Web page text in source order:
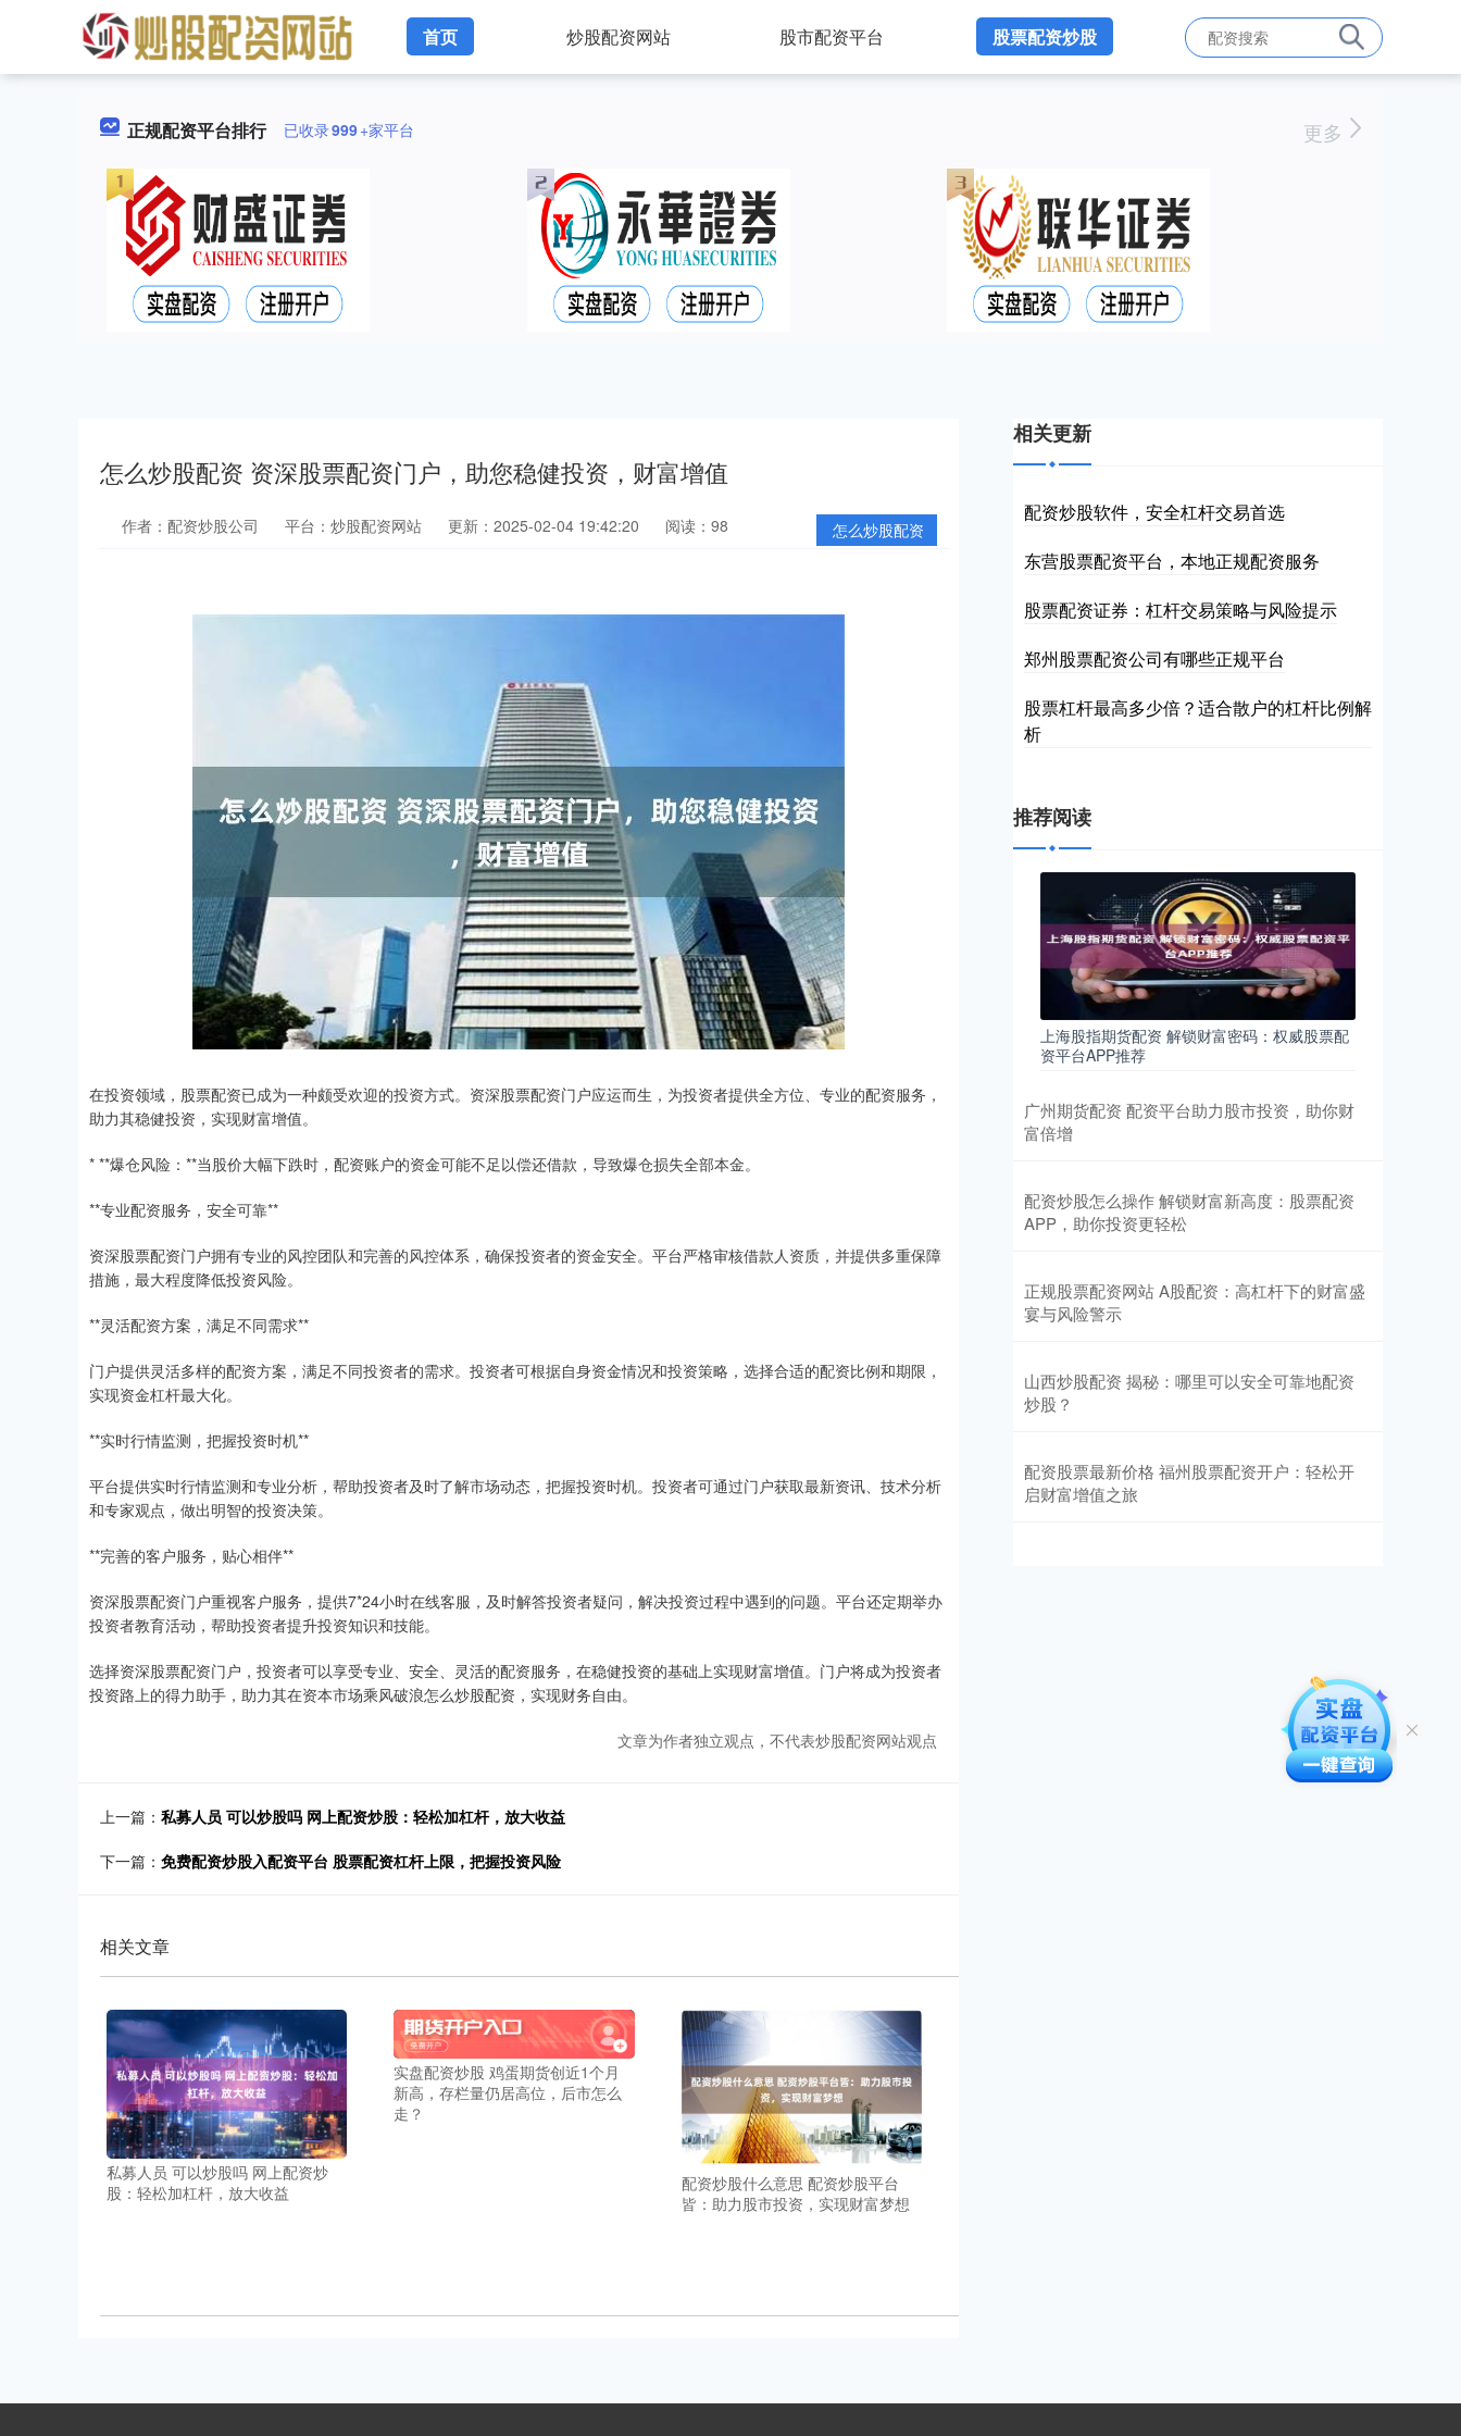
首页 炒股配资网站 股市配资平台 股票配资炒股
正规配资平台排行 已收录999+家平台 更多
怎么炒股配资 资深股票配资门户，助您稳健投资，财富增值
怎么炒股配资
作者：配资炒股公司 平台：炒股配资网站 更新：2025-02-04 19:42:20 阅读：98
在投资领域，股票配资已成为一种颇受欢迎的投资方式。资深股票配资门户应运而生，为投资者提供全方位、专业的配资服务，
助力其稳健投资，实现财富增值。
* **爆仓风险：**当股价大幅下跌时，配资账户的资金可能不足以偿还借款，导致爆仓损失全部本金。
**专业配资服务，安全可靠**
资深股票配资门户拥有专业的风控团队和完善的风控体系，确保投资者的资金安全。平台严格审核借款人资质，并提供多重保障
措施，最大程度降低投资风险。
**灵活配资方案，满足不同需求**
门户提供灵活多样的配资方案，满足不同投资者的需求。投资者可根据自身资金情况和投资策略，选择合适的配资比例和期限，
实现资金杠杆最大化。
**实时行情监测，把握投资时机**
平台提供实时行情监测和专业分析，帮助投资者及时了解市场动态，把握投资时机。投资者可通过门户获取最新资讯、技术分析
和专家观点，做出明智的投资决策。
**完善的客户服务，贴心相伴**
资深股票配资门户重视客户服务，提供7*24小时在线客服，及时解答投资者疑问，解决投资过程中遇到的问题。平台还定期举办
投资者教育活动，帮助投资者提升投资知识和技能。
选择资深股票配资门户，投资者可以享受专业、安全、灵活的配资服务，在稳健投资的基础上实现财富增值。门户将成为投资者
投资路上的得力助手，助力其在资本市场乘风破浪怎么炒股配资，实现财务自由。
文章为作者独立观点，不代表炒股配资网站观点
上一篇： 私募人员 可以炒股吗 网上配资炒股：轻松加杠杆，放大收益
下一篇： 免费配资炒股入配资平台 股票配资杠杆上限，把握投资风险
相关文章
私募人员 可以炒股吗 网上配资炒
股：轻松加杠杆，放大收益
实盘配资炒股 鸡蛋期货创近1个月
新高，存栏量仍居高位，后市怎么
走？
配资炒股什么意思 配资炒股平台
皆：助力股市投资，实现财富梦想
相关更新
配资炒股软件，安全杠杆交易首选
东营股票配资平台，本地正规配资服务
股票配资证券：杠杆交易策略与风险提示
郑州股票配资公司有哪些正规平台
股票杠杆最高多少倍？适合散户的杠杆比例解
析
推荐阅读
上海股指期货配资 解锁财富密码：权威股票配
资平台APP推荐
广州期货配资 配资平台助力股市投资，助你财
富倍增
配资炒股怎么操作 解锁财富新高度：股票配资
APP，助你投资更轻松
正规股票配资网站 A股配资：高杠杆下的财富盛
宴与风险警示
山西炒股配资 揭秘：哪里可以安全可靠地配资
炒股？
配资股票最新价格 福州股票配资开户：轻松开
启财富增值之旅